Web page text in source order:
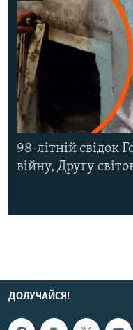
98-літній свідок
війну, Другу
ДОЛУЧАЙСЯ!